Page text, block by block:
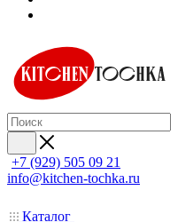
+7 (929) 505 09 21
info@kitchen-tochka.ru
Каталог